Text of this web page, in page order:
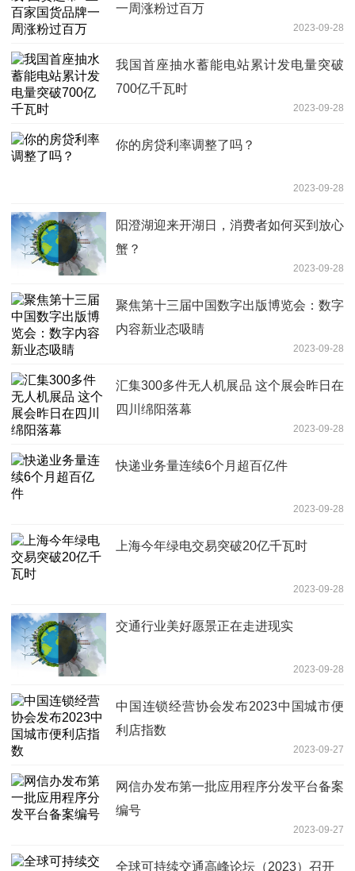
一周涨粉过百万
2023-09-28
我国首座抽水蓄能电站累计发电量突破
700亿千瓦时
2023-09-28
你的房贷利率调整了吗？
2023-09-28
阳澄湖迎来开湖日，消费者如何买到放心
蟹？
2023-09-28
聚焦第十三届中国数字出版博览会：数字
内容新业态吸睛
2023-09-28
汇集300多件无人机展品 这个展会昨日在
四川绵阳落幕
2023-09-28
快递业务量连续6个月超百亿件
2023-09-28
上海今年绿电交易突破20亿千瓦时
2023-09-28
交通行业美好愿景正在走进现实
2023-09-28
中国连锁经营协会发布2023中国城市便
利店指数
2023-09-27
网信办发布第一批应用程序分发平台备案
编号
2023-09-27
全球可持续交通高峰论坛（2023）召开